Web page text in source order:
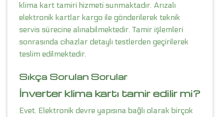
klima kart tamiri hizmeti sunmaktadır. Arızalı
elektronik kartlar kargo ile gönderilerek teknik
servis sürecine alınabilmektedir. Tamir işlemleri
sonrasında cihazlar detaylı testlerden geçirilerek
teslim edilmektedir.
Sıkça Sorulan Sorular
İnverter klima kartı tamir edilir mi?
Evet. Elektronik devre yapısına bağlı olarak birçok